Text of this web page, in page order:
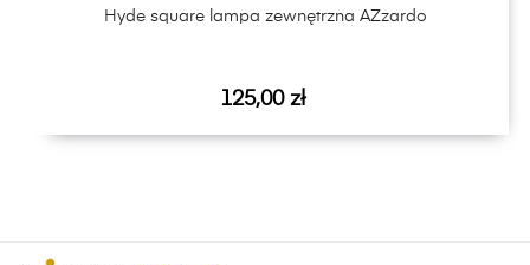
Hyde square lampa zewnętrzna AZzardo
Cena
125,00 zł